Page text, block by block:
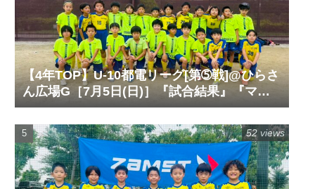
【4年TOP】U-10都電リーグ[第➄戦]@ひらさ
ん広場G［7月5日(日)］『試合結果』『マッ
チレポート』『試合動画』
52 views